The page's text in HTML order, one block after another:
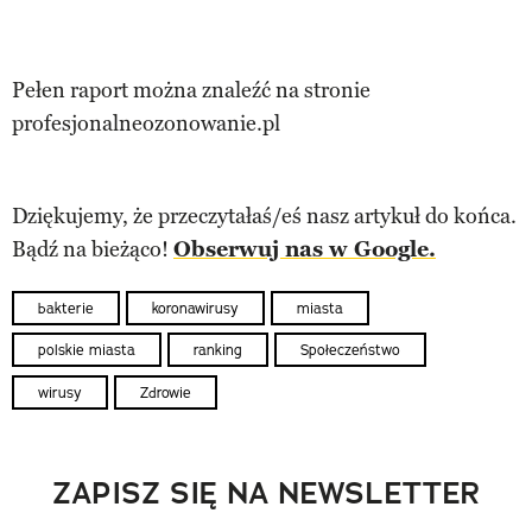
Pełen raport można znaleźć na stronie
profesjonalneozonowanie.pl
Dziękujemy, że przeczytałaś/eś nasz artykuł do końca.
Bądź na bieżąco! Obserwuj nas w Google.
bakterie koronawirusy miasta
polskie miasta ranking Społeczeństwo
wirusy Zdrowie
ZAPISZ SIĘ NA NEWSLETTER